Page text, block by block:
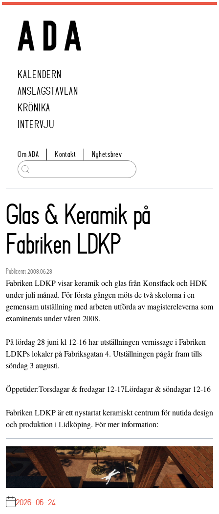
KALENDERN
ANSLAGSTAVLAN
KRÖNIKA
INTERVJU
Om ADA Kontakt Nyhetsbrev
Glas & Keramik på
Fabriken LDKP
Publicerat 2008.06.28
Fabriken LDKP visar keramik och glas från Konstfack och HDK
under juli månad. För första gången möts de två skolorna i en
gemensam utställning med arbeten utförda av magistereleverna som
examinerats under våren 2008.
På lördag 28 juni kl 12-16 har utställningen vernissage i Fabriken
LDKPs lokaler på Fabriksgatan 4. Utställningen pågår fram tills
söndag 3 augusti.
Öppetider:Torsdagar & fredagar 12-17Lördagar & söndagar 12-16
Fabriken LDKP är ett nystartat keramiskt centrum för nutida design
och produktion i Lidköping. För mer information:
2026-06-24